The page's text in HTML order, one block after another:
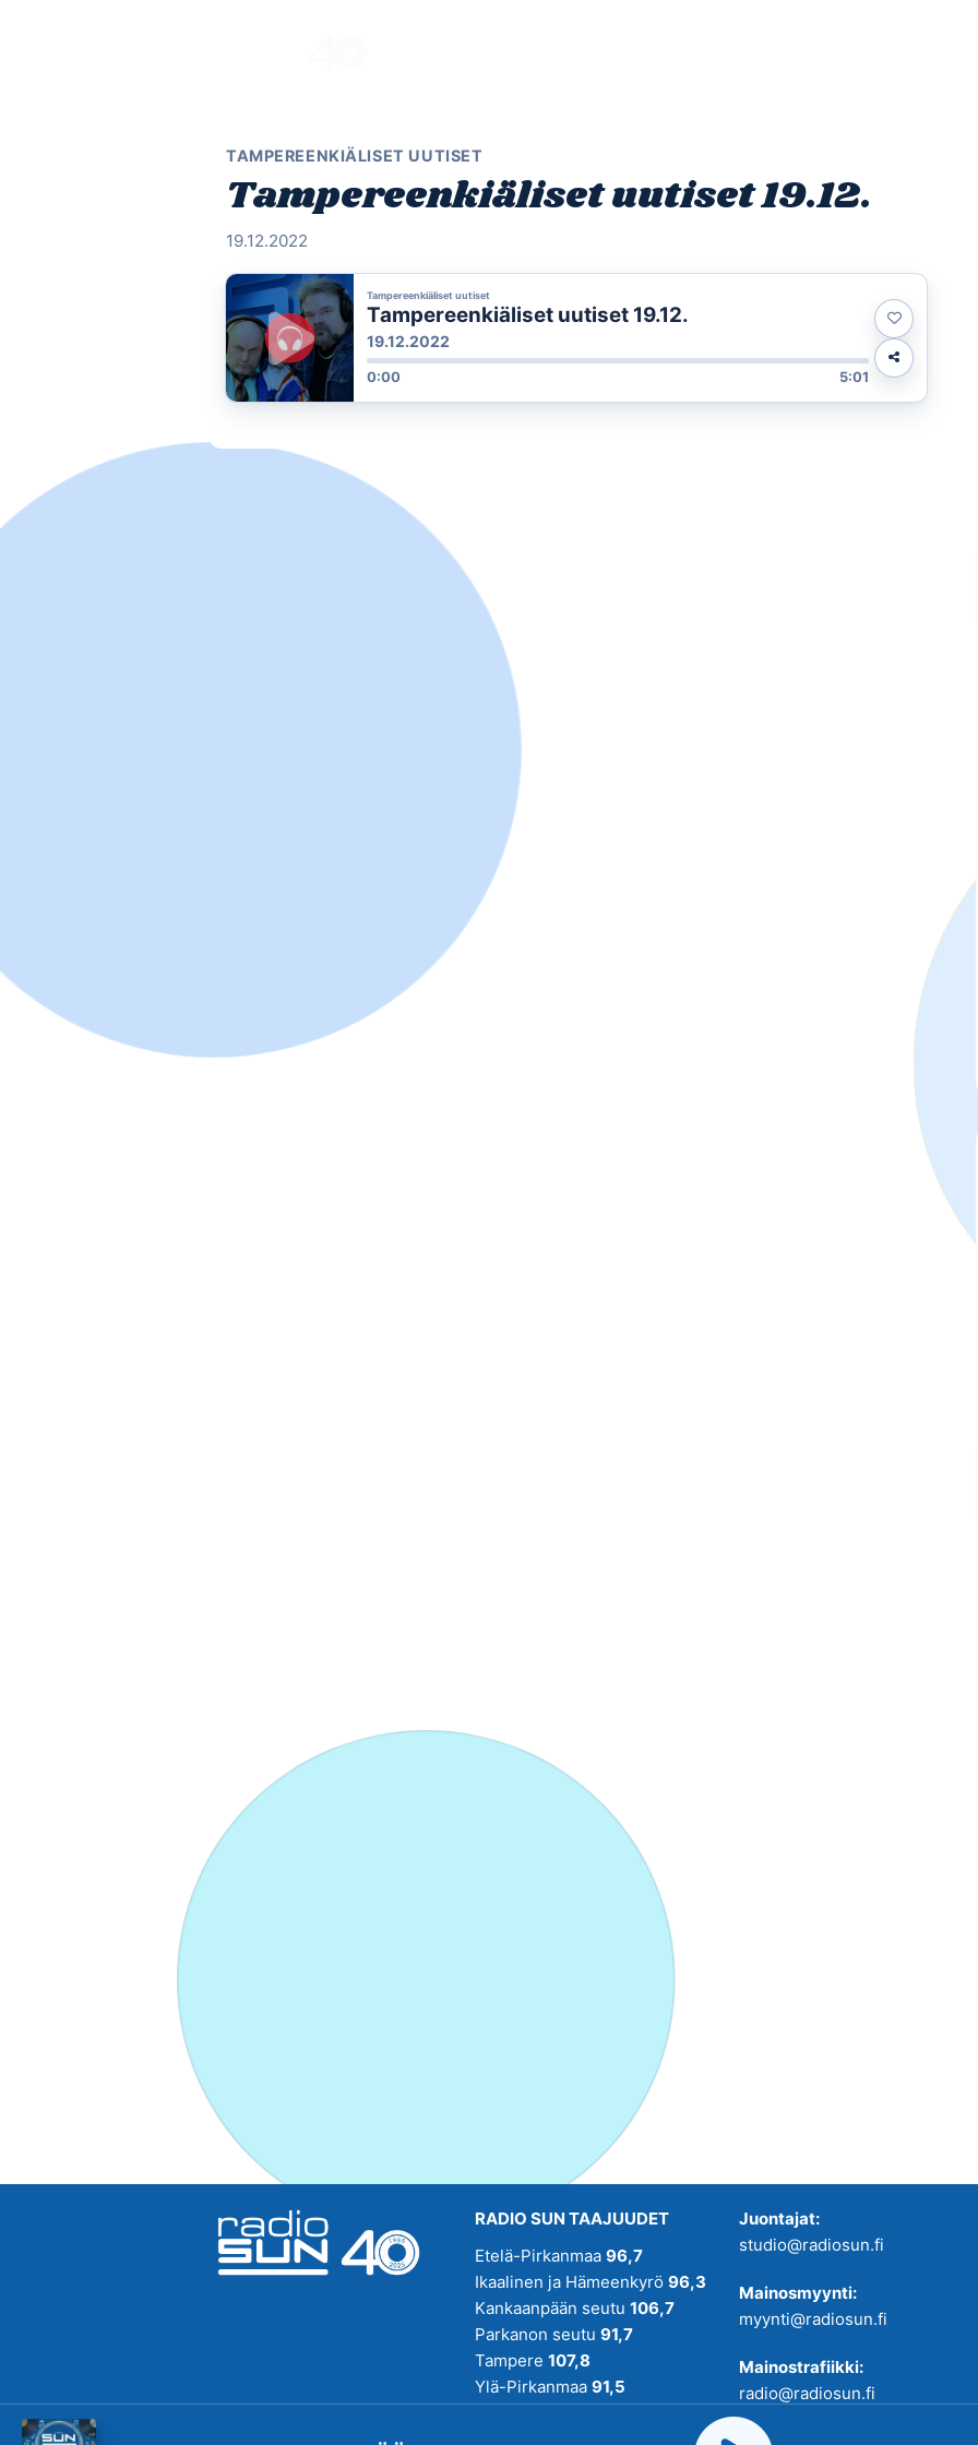
TAMPEREENKIÄLISET UUTISET
Tampereenkiäliset uutiset 19.12.
19.12.2022
Tampereenkiäliset uutiset
Tampereenkiäliset uutiset 19.12.
19.12.2022
0:00 5:01
RADIO SUN TAAJUUDET
Etelä-Pirkanmaa 96,7
Ikaalinen ja Hämeenkyrö 96,3
Kankaanpään seutu 106,7
Parkanon seutu 91,7
Tampere 107,8
Ylä-Pirkanmaa 91,5
Pirmedioita.
Juontajat:
studio@radiosun.fi
Mainosmyynti:
myynti@radiosun.fi
Mainostrafiikki:
radio@radiosun.fi